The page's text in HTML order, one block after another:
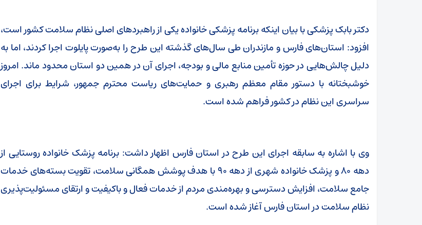
دکتر بابک پزشکی با بیان اینکه برنامه پزشکی خانواده یکی از راهبردهای اصلی نظام سلامت کشور است،
افزود: استان‌های فارس و مازندران طی سال‌های گذشته این طرح را به‌صورت پایلوت اجرا کردند، اما به
دلیل چالش‌هایی در حوزه تأمین منابع مالی و بودجه، اجرای آن در همین دو استان محدود ماند. امروز
خوشبختانه با دستور مقام معظم رهبری و حمایت‌های ریاست محترم جمهور، شرایط برای اجرای
سراسری این نظام در کشور فراهم شده است.
وی با اشاره به سابقه اجرای این طرح در استان فارس اظهار داشت: برنامه پزشک خانواده روستایی از
دهه ۸۰ و پزشک خانواده شهری از دهه ۹۰ با هدف پوشش همگانی سلامت، تقویت بسته‌های خدمات
جامع سلامت، افزایش دسترسی و بهره‌مندی مردم از خدمات فعال و باکیفیت و ارتقای مسئولیت‌پذیری
نظام سلامت در استان فارس آغاز شده است.